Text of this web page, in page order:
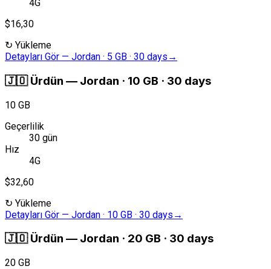
4G
$16,30
↻ Yükleme
Detayları Gör — Jordan · 5 GB · 30 days →
🇯🇴 Ürdün — Jordan · 10 GB · 30 days
10 GB
Geçerlilik
30 gün
Hız
4G
$32,60
↻ Yükleme
Detayları Gör — Jordan · 10 GB · 30 days →
🇯🇴 Ürdün — Jordan · 20 GB · 30 days
20 GB